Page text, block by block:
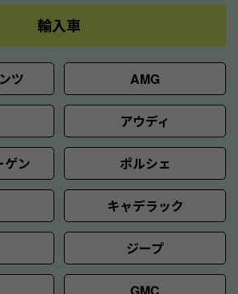
輸入車
ツ AMG
アウディ
ゲン ポルシェ
キャデラック
ジープ
GMC